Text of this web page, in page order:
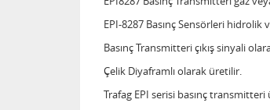
EPI-8287 Basınç Sensörleri
Basınç Transmitteri çıkış sinyali
Çelik Diyaframlı olarak üretilir.
Trafag EPI serisi basınç